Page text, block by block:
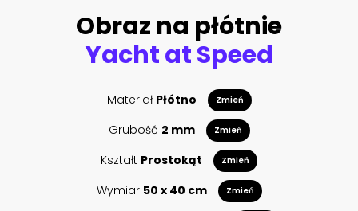
Obraz na płótnie
Yacht at Speed
Materiał Płótno Zmień
Grubość 2 mm Zmień
Kształt Prostokąt Zmień
Wymiar 50 x 40 cm Zmień